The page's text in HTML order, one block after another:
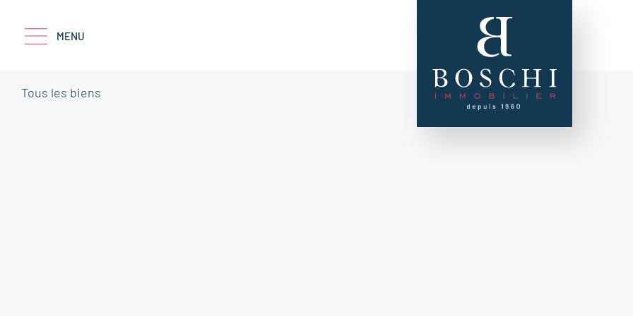
MENU
Tous les biens